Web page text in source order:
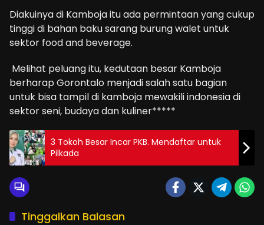
Diakuinya di Kamboja itu ada permintaan yang cukup
tinggi di bahan baku sarang burung walet untuk
sektor food and beverage.
Melihat peluang itu, kedutaan besar Kamboja
berharap Gorontalo menjadi salah satu bagian
untuk bisa tampil di kamboja mewakili indonesia di
sektor seni, budaya dan kuliner*****
3 Tokoh Besar Incar PKB. Mendaftar untuk
Pilkada
Tinggalkan Balasan